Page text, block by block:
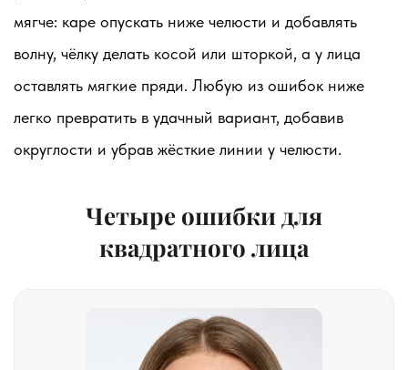
мягче: каре опускать ниже челюсти и добавлять
волну, чёлку делать косой или шторкой, а у лица
оставлять мягкие пряди. Любую из ошибок ниже
легко превратить в удачный вариант, добавив
округлости и убрав жёсткие линии у челюсти.
Четыре ошибки для
квадратного лица